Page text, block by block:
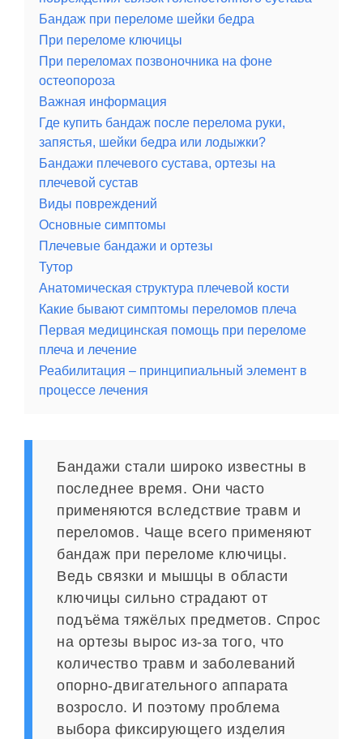
Бандаж при переломе шейки бедра
При переломе ключицы
При переломах позвоночника на фоне
остеопороза
Важная информация
Где купить бандаж после перелома руки,
запястья, шейки бедра или лодыжки?
Бандажи плечевого сустава, ортезы на
плечевой сустав
Виды повреждений
Основные симптомы
Плечевые бандажи и ортезы
Тутор
Анатомическая структура плечевой кости
Какие бывают симптомы переломов плеча
Первая медицинская помощь при переломе
плеча и лечение
Реабилитация – принципиальный элемент в
процессе лечения
Бандажи стали широко известны в
последнее время. Они часто
применяются вследствие травм и
переломов. Чаще всего применяют
бандаж при переломе ключицы.
Ведь связки и мышцы в области
ключицы сильно страдают от
подъёма тяжёлых предметов. Спрос
на ортезы вырос из-за того, что
количество травм и заболеваний
опорно-двигательного аппарата
возросло. И поэтому проблема
выбора фиксирующего изделия